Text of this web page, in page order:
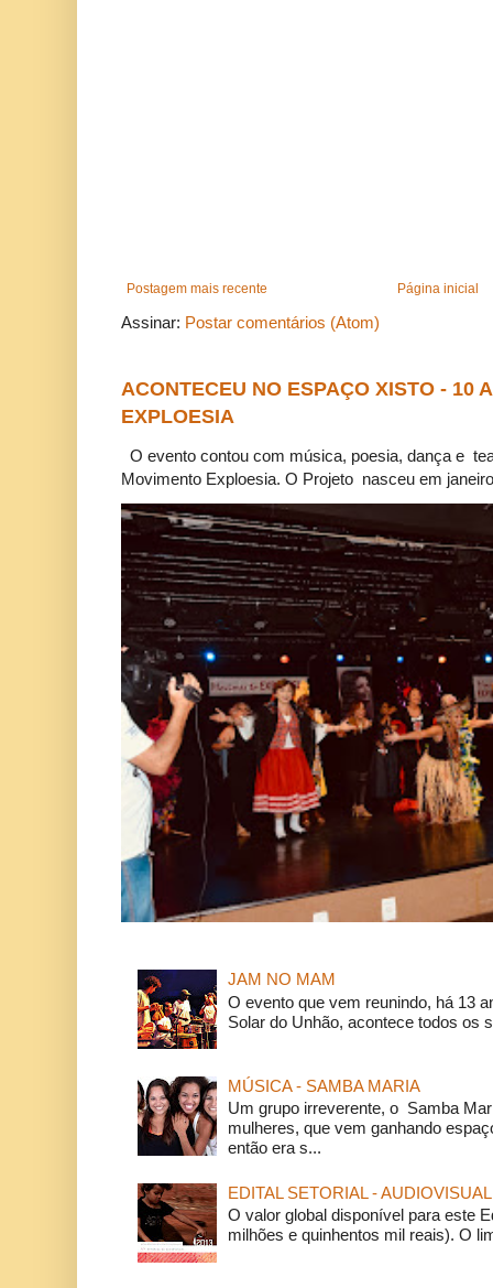
Postagem mais recente Página inicial
Assinar: Postar comentários (Atom)
ACONTECEU NO ESPAÇO XISTO - 10
EXPLOESIA
O evento contou com música, poesia, dança e
Movimento Exploesia. O Projeto nasceu em
JAM NO MAM
O evento que vem reunindo, há 13
Solar do Unhão, acontece todos os
MÚSICA - SAMBA MARIA
Um grupo irreverente, o Samba
mulheres, que vem ganhando
então era s...
EDITAL SETORIAL - AUDIOVISUAL
O valor global disponível para este
milhões e quinhentos mil reais). O